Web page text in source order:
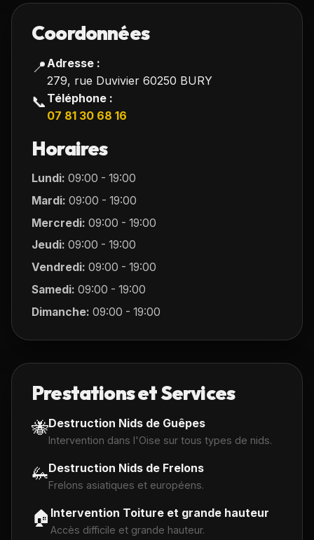
Coordonnées
📍 Adresse :
279, rue Duvivier 60250 BURY
📞 Téléphone :
07 81 30 68 16
Horaires
Lundi: 09:00 - 19:00
Mardi: 09:00 - 19:00
Mercredi: 09:00 - 19:00
Jeudi: 09:00 - 19:00
Vendredi: 09:00 - 19:00
Samedi: 09:00 - 19:00
Dimanche: 09:00 - 19:00
Prestations et Services
🐝Destruction Nids de Guêpes
Intervention dans l'Oise sur tous types de nids.
🦗Destruction Nids de Frelons
Frelons asiatiques et européens.
🏠 Intervention Toiture et grande hauteur
Accès difficile et grande hauteur.